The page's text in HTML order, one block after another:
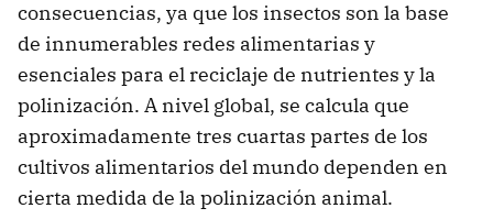
consecuencias, ya que los insectos son la base
de innumerables redes alimentarias y
esenciales para el reciclaje de nutrientes y la
polinización. A nivel global, se calcula que
aproximadamente tres cuartas partes de los
cultivos alimentarios del mundo dependen en
cierta medida de la polinización animal.